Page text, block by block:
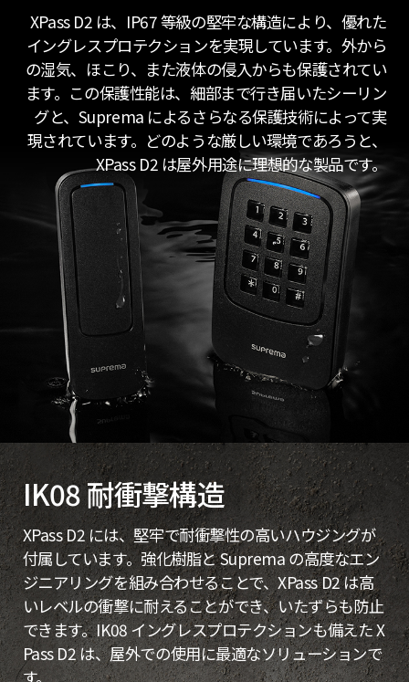
XPass D2 は、IP67 等級の堅牢な構造により、優れた
イングレスプロテクションを実現しています。外から
の湿気、ほこり、また液体の侵入からも保護されてい
ます。この保護性能は、細部まで行き届いたシーリン
グと、Suprema によるさらなる保護技術によって実
現されています。どのような厳しい環境であろうと、
XPass D2 は屋外用途に理想的な製品です。
IK08 耐衝撃構造
XPass D2 には、堅牢で耐衝撃性の高いハウジングが
付属しています。強化樹脂と Suprema の高度なエン
ジニアリングを組み合わせることで、XPass D2 は高
いレベルの衝撃に耐えることができ、いたずらも防止
できます。IK08 イングレスプロテクションも備えた X
Pass D2 は、屋外での使用に最適なソリューションで
す。